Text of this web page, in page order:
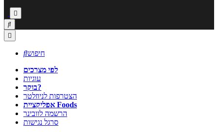



חיפוש
לפי מצרכים
עוגיות
בוקר?
הצטרפות לניוזלטר
אפליקציית Foods
הרשמה לוובינר
סרגל נגישות